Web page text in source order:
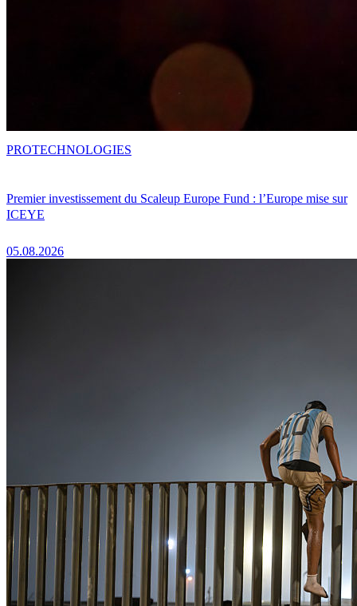
Premier investissement du Scaleup Europe Fund : l’Europe mise sur
ICEYE
05.08.2026
PROTECHNOLOGIES